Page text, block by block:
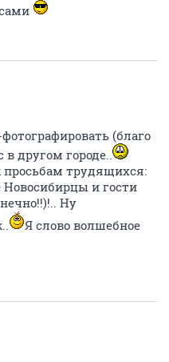
(благо
в другом городе..
трудящихся:
и гости
Ну
Я слово волшебное